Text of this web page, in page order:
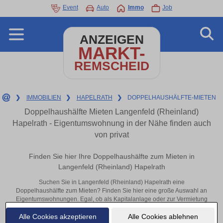
Alle Cookies akzeptieren Alle Cookies ablehnen
Event Auto Immo Job
ANZEIGEN
MARKT-
REMSCHEID
❯ IMMOBILIEN ❯ HAPELRATH ❯ DOPPELHAUSHÄLFTE-MIETEN
Doppelhaushälfte Mieten Langenfeld (Rheinland)
Hapelrath - Eigentumswohnung in der Nähe finden auch
von privat
Finden Sie hier Ihre Doppelhaushälfte zum Mieten in
Langenfeld (Rheinland) Hapelrath
Suchen Sie in Langenfeld (Rheinland) Hapelrath eine
Doppelhaushälfte zum Mieten? Finden Sie hier eine große Auswahl an
Eigentumswohnungen. Egal, ob als Kapitalanlage oder zur Vermietung
– hier finden Sie Ihre Immobilie in Langenfeld (Rheinland) Hapelrath
oder in der Nähe.